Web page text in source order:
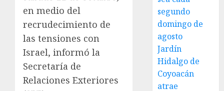
en medio del
recrudecimiento de
las tensiones con
Israel, informó la
Secretaría de
Relaciones Exteriores
segundo
domingo de
agosto
Jardín
Hidalgo de
Coyoacán
atrae